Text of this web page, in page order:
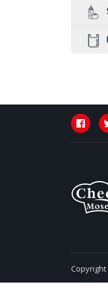
Copyright